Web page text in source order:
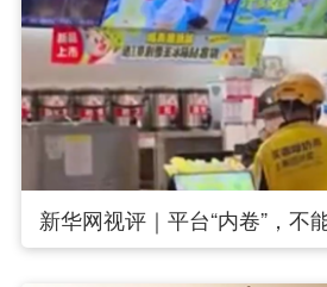
新华网视评｜平台“内卷”，不